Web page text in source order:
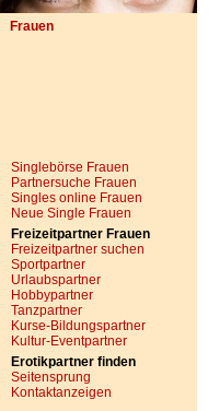
Frauen
Singlebörse Frauen
Partnersuche Frauen
Singles online Frauen
Neue Single Frauen
Freizeitpartner Frauen
Freizeitpartner suchen
Sportpartner
Urlaubspartner
Hobbypartner
Tanzpartner
Kurse-Bildungspartner
Kultur-Eventpartner
Erotikpartner finden
Seitensprung
Kontaktanzeigen